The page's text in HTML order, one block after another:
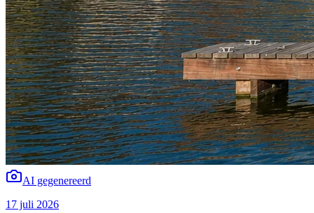
AI gegenereerd
17 juli 2026